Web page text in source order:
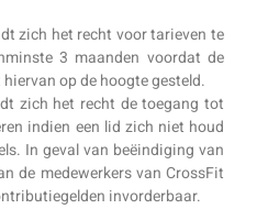
zich het recht voor tarieven te
3 maanden voordat de
op de hoogte gesteld.
zich het recht de toegang tot
indien een lid zich niet houd
In geval van beëindiging van
de medewerkers van CrossFit
invorderbaar.